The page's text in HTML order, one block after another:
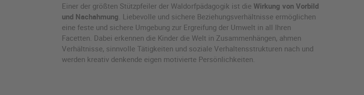
Einer der größten Stützpfeiler der Waldorfpädagogik ist die Wirkung von Vorbild
und Nachahmung . Liebevolle und sichere Beziehungsverhältnisse ermöglichen
eine feste und sichere Umgebung zur Ergreifung der Umwelt in all Ihren
Facetten. Dabei erkennen die Kinder die Welt in Zusammenhängen, ahmen
Verhältnisse, sinnvolle Tätigkeiten und soziale Verhaltensstrukturen nach und
werden kreativ denkende eigen motivierte Persönlichkeiten.